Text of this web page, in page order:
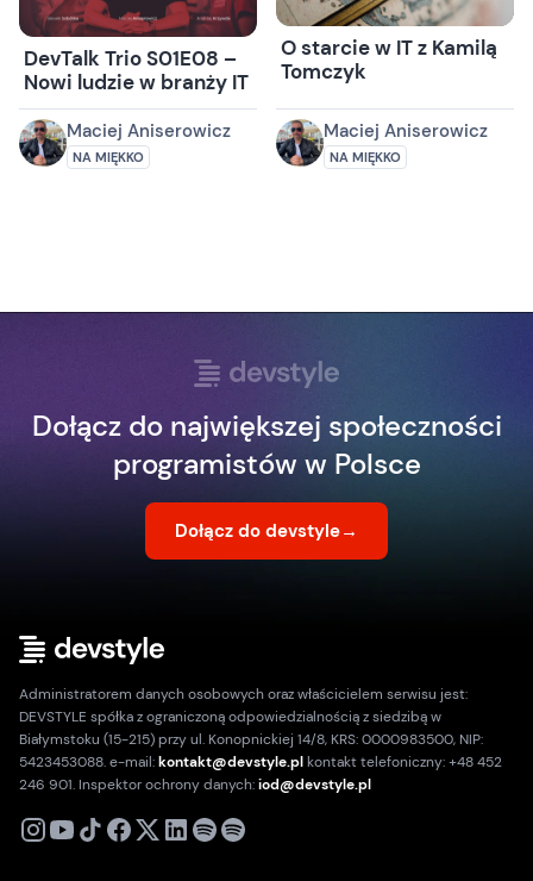
DevTalk Trio S01E08 –
Nowi ludzie w branży IT
Maciej Aniserowicz
NA MIĘKKO
O starcie w IT z Kamilą
Tomczyk
Maciej Aniserowicz
NA MIĘKKO
Dołącz do największej społeczności
programistów w Polsce
Dołącz do devstyle→
Administratorem danych osobowych oraz właścicielem serwisu jest:
DEVSTYLE spółka z ograniczoną odpowiedzialnością z siedzibą w
Białymstoku (15-215) przy ul. Konopnickiej 14/8, KRS: 0000983500, NIP:
5423453088. e-mail:kontakt@devstyle.plkontakt telefoniczny: +48 452
246 901. Inspektor ochrony danych:iod@devstyle.pl
X